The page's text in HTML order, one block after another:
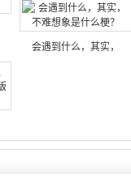
会遇到什么，其实，